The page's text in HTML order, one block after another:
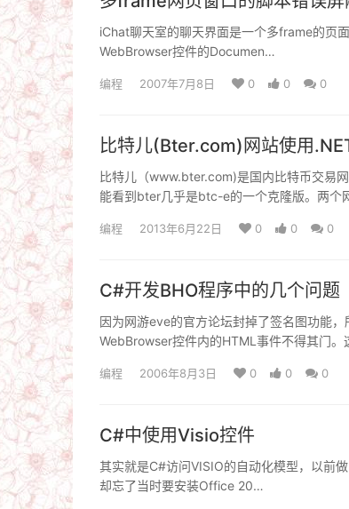
iChat聊天室的聊天界面是一个多frame的页
WebBrowser控件的Documen…
编程 2007年7月8日 0 0 0
比特儿(Bter.com)网站使用
比特儿（www.bter.com)是国内比特币交易
能看到bter几乎是btc-e的一个克隆版。两个
编程 2013年6月22日 0 0 0
C#开发BHO程序中的几个问题
因为网游eve的官方论坛封掉了签名图功能
WebBrowser控件内的HTML事件不得其门。
编程 2006年8月3日 0 0 0
C#中使用Visio控件
其实就是C#访问VISIO的自动化模型，以前
却忘了当时要安装Office 20…